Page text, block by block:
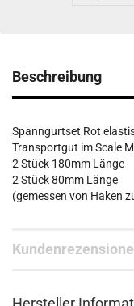
Beschreibung
Spanngurtset Rot
Transportgut im Scale
2 Stück 180mm Länge
2 Stück 80mm Länge
(gemessen von Haken